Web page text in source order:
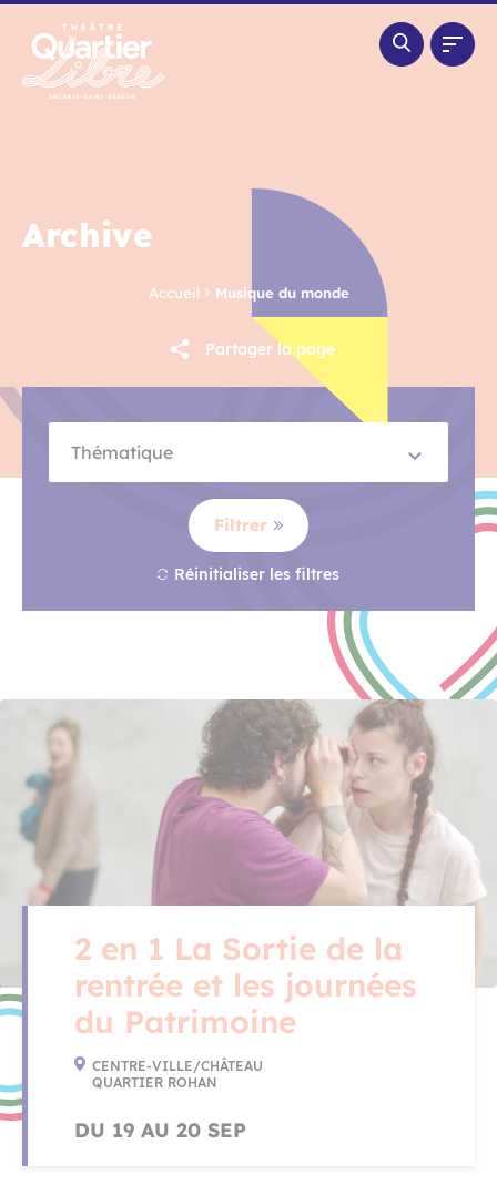
Archive
Accueil Musique du monde
Partager la page
Thématique
Filtrer
Réinitialiser les filtres
2 en 1 La Sortie de la
rentrée et les journées
du Patrimoine
CENTRE-VILLE/CHÂTEAU
QUARTIER ROHAN
DU 19 AU 20 SEP
Panneau de gestion des cookies